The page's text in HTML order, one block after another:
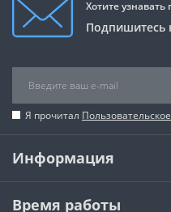
Хотите
Подпишитесь
Я прочитал
Информация
Время работы